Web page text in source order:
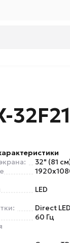
32" (81
LED
Direct LED
60 Гц